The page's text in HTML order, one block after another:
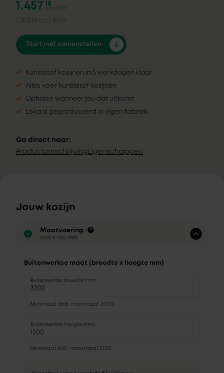
1.457 18
excl. BTW
1.763,19 incl. BTW
Start met samenstellen
Kunststof kozijnen in 5 werkdagen klaar
Alles voor kunststof kozijnen
Ophalen wanneer jou dat uitkomt
Lokaal geproduceerd in eigen fabriek
Ga direct naar:
Productomschrijving Eigenschappen
Jouw kozijn
Maatvoering
3200 x 1200 mm
Buitenwerkse maat (breedte x hoogte mm)
Buitenwerkse breedte (mm)
Minimaal 1666, maximaal 3900.
Buitenwerkse hoogte (mm)
Minimaal 600, maximaal 2100.